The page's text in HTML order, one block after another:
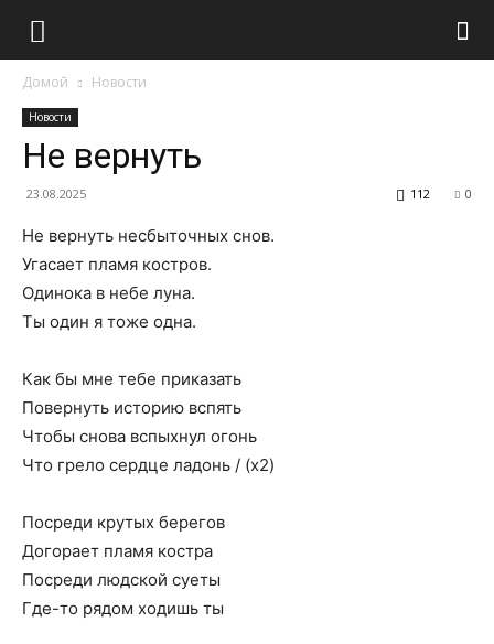
Домой Новости
Новости
Не вернуть
23.08.2025 0
112
Не вернуть несбыточных снов.
Угасает пламя костров.
Одинока в небе луна.
Ты один я тоже одна.
Как бы мне тебе приказать
Повернуть историю вспять
Чтобы снова вспыхнул огонь
Что грело сердце ладонь / (х2)
Посреди крутых берегов
Догорает пламя костра
Посреди людской суеты
Где-то рядом ходишь ты